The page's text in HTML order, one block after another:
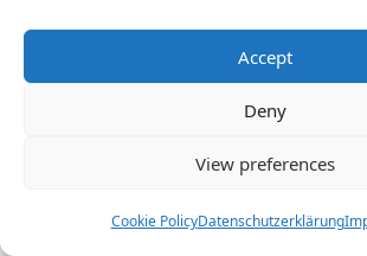
Accept
Deny
View preferences
Cookie PolicyDatenschutzerklärung
Als erfahrener Schuhfertiger
Schuhfertigerin haben Sie
Möglichkeit, sich in den
Betriebswirtschaftslehreoder
weiterzubilden. Hier erwerben